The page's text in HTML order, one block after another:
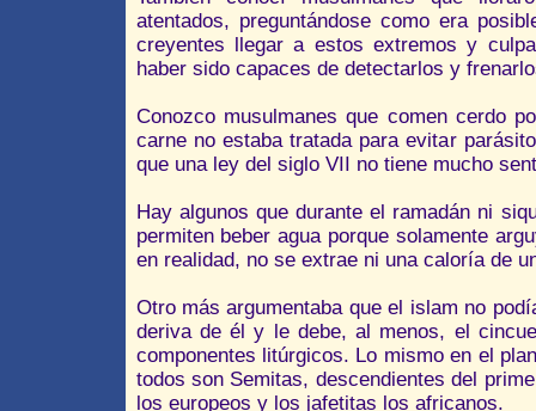
atentados, preguntándose como era
creyentes llegar a estos extremos y
haber sido capaces de detectarlos y
Conozco musulmanes que comen cerdo
carne no estaba tratada para evitar
que una ley del siglo VII no tiene mucho
Hay algunos que durante el ramadán ni
permiten beber agua porque solamente
en realidad, no se extrae ni una caloría de
Otro más argumentaba que el islam no
deriva de él y le debe, al menos, el
componentes litúrgicos. Lo mismo en el
todos son Semitas, descendientes del
los europeos y los jafetitas los africanos.